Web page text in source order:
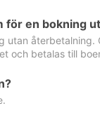
för en bokning
utan
och betalas till